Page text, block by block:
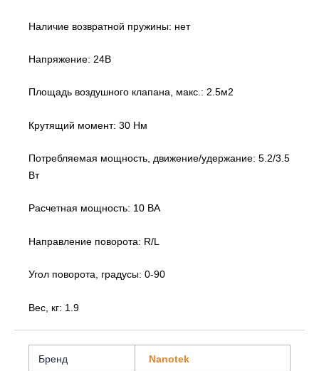
Наличие возвратной пружины: нет
Напряжение: 24В
Площадь воздушного клапана, макс.: 2.5м2
Крутящий момент: 30 Нм
Потребляемая мощность, движение/удержание: 5.2/3.5
Вт
Расчетная мощность: 10 ВА
Направление поворота: R/L
Угол поворота, градусы: 0-90
Вес, кг: 1.9
Бренд Nanotek